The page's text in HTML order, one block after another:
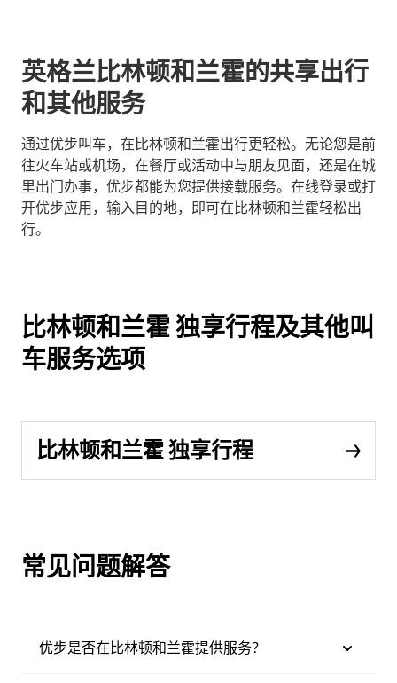
英格兰比林顿和兰霍的共享出行
和其他服务
通过优步叫车，在比林顿和兰霍出行更轻松。无论您是前
往火车站或机场，在餐厅或活动中与朋友见面，还是在城
里出门办事，优步都能为您提供接载服务。在线登录或打
开优步应用，输入目的地，即可在比林顿和兰霍轻松出
行。
比林顿和兰霍 独享行程及其他叫
车服务选项
比林顿和兰霍 独享行程
常见问题解答
优步是否在比林顿和兰霍提供服务？